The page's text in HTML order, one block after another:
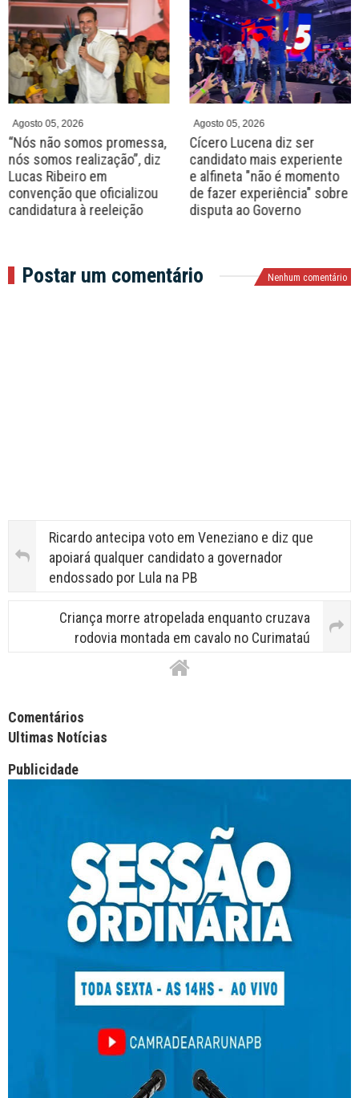
Agosto 05, 2026
“Nós não somos promessa,
nós somos realização”, diz
Lucas Ribeiro em
convenção que oficializou
candidatura à reeleição
Agosto 05, 2026
Cícero Lucena diz ser
candidato mais experiente
e alfineta "não é momento
de fazer experiência" sobre
disputa ao Governo
r
e
v
e
x
t
Postar um comentário Nenhum comentário
Ricardo antecipa voto em Veneziano e diz que
apoiará qualquer candidato a governador
endossado por Lula na PB
Criança morre atropelada enquanto cruzava
rodovia montada em cavalo no Curimataú
Facebook Comments APPID
Comentários
Ultimas Notícias
Publicidade